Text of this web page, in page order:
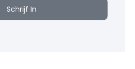
Schrijf In